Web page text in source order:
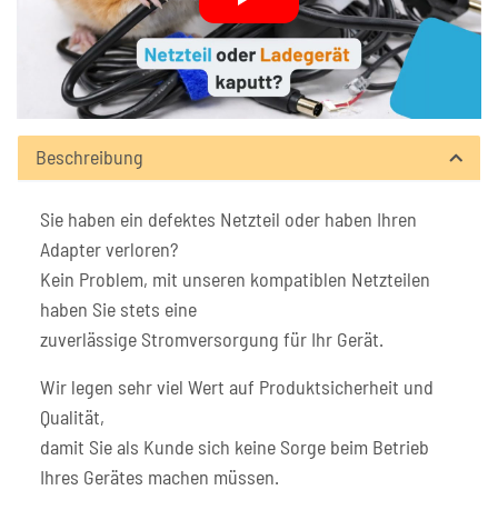
Beschreibung
Sie haben ein defektes Netzteil oder haben Ihren
Adapter verloren?
Kein Problem, mit unseren kompatiblen Netzteilen
haben Sie stets eine
zuverlässige Stromversorgung für Ihr Gerät.
Wir legen sehr viel Wert auf Produktsicherheit und
Qualität,
damit Sie als Kunde sich keine Sorge beim Betrieb
Ihres Gerätes machen müssen.